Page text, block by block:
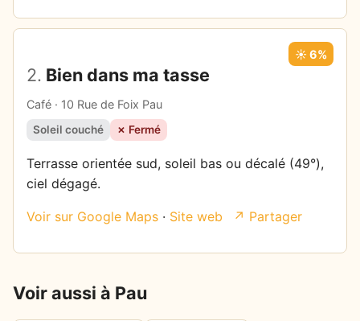
2. Bien dans ma tasse
Café · 10 Rue de Foix Pau
☀️ 6%
Soleil couché ✗ Fermé
Terrasse orientée sud, soleil bas ou décalé (49°),
ciel dégagé.
Voir sur Google Maps · Site web ↗ Partager
Voir aussi à Pau